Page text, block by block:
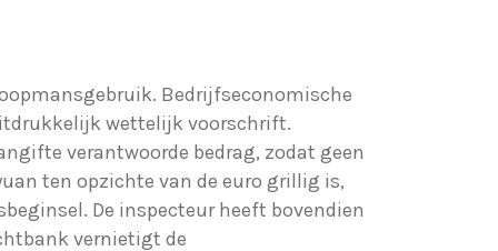
Bedrijfseconomische
wettelijk voorschrift.
verantwoorde bedrag, zodat geen
ten opzichte van de euro grillig is,
De inspecteur heeft bovendien
vernietigt de